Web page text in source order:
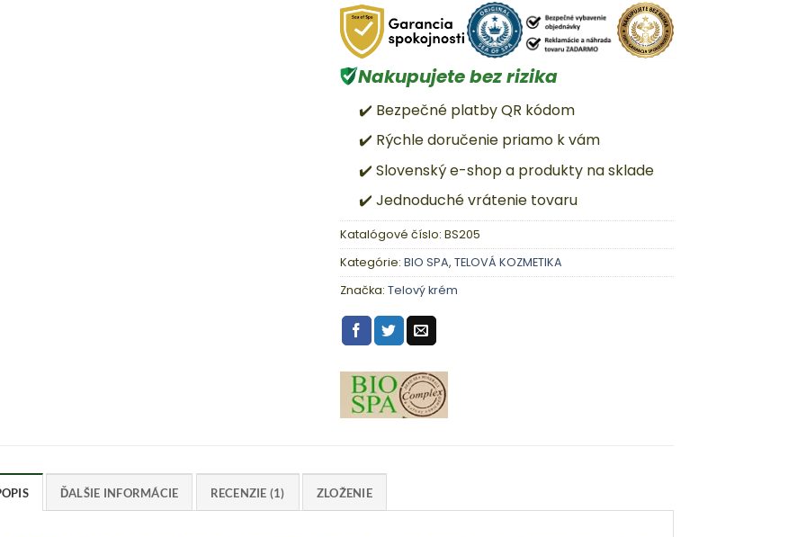
Nakupujete bez rizika
✔️ Bezpečné platby QR kódom
✔️ Rýchle doručenie priamo k vám
✔️ Slovenský e-shop a produkty na sklade
✔️ Jednoduché vrátenie tovaru
Katalógové číslo:BS205
Kategórie:BIO SPA,TELOVÁ KOZMETIKA
Značka:Telový krém
ĎALŠIE INFORMÁCIE RECENZIE (1) ZLOŽENIE